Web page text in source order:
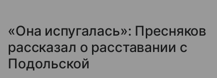
«Она испугалась»: Пресняков
рассказал о расставании с
Подольской